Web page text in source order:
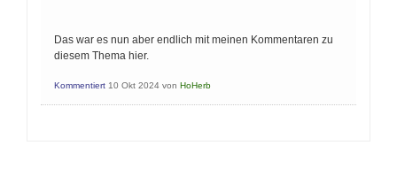
Das war es nun aber endlich mit meinen Kommentaren zu
diesem Thema hier.
Kommentiert 10 Okt 2024 von HoHerb